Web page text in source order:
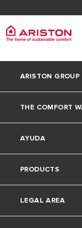
ARISTON GROUP
La marca
El grupo
Trabaja con
THE COMFORT
Consejos y
Medio
AYUDA
Contacto
Faq's
PRODUCTS
Caldera
LEGAL AREA